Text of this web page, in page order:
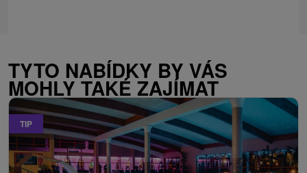
TYTO NABÍDKY BY VÁS
MOHLY TAKÉ ZAJÍMAT
TIP